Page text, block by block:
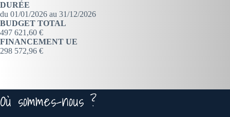
DURÉE
du 01/01/2026 au 31/12/2026
BUDGET TOTAL
497 621,60 €
FINANCEMENT UE
298 572,96 €
Où sommes-nous ?